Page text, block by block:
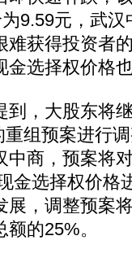
9.59元，武
难获得投资者
金选择权价格
，大股东将
组预案进行
中商，预案将
金选择权价格
展，调整预案
的25%。